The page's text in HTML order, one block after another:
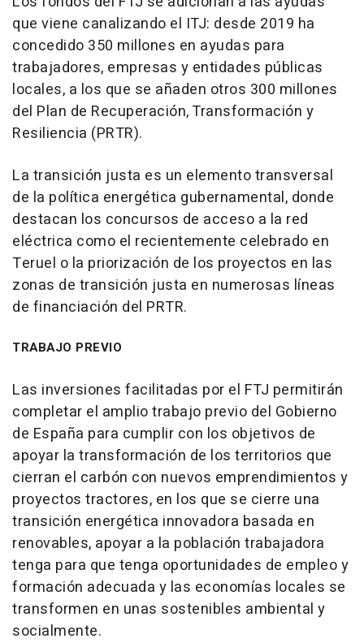
que viene canalizando el ITJ: desde 2019 ha
concedido 350 millones en ayudas para
trabajadores, empresas y entidades públicas
locales, a los que se añaden otros 300 millones
del Plan de Recuperación, Transformación y
Resiliencia (PRTR).
La transición justa es un elemento transversal
de la política energética gubernamental, donde
destacan los concursos de acceso a la red
eléctrica como el recientemente celebrado en
Teruel o la priorización de los proyectos en las
zonas de transición justa en numerosas líneas
de financiación del PRTR.
TRABAJO PREVIO
Las inversiones facilitadas por el FTJ permitirán
completar el amplio trabajo previo del Gobierno
de España para cumplir con los objetivos de
apoyar la transformación de los territorios que
cierran el carbón con nuevos emprendimientos y
proyectos tractores, en los que se cierre una
transición energética innovadora basada en
renovables, apoyar a la población trabajadora
tenga para que tenga oportunidades de empleo y
formación adecuada y las economías locales se
transformen en unas sostenibles ambiental y
socialmente.